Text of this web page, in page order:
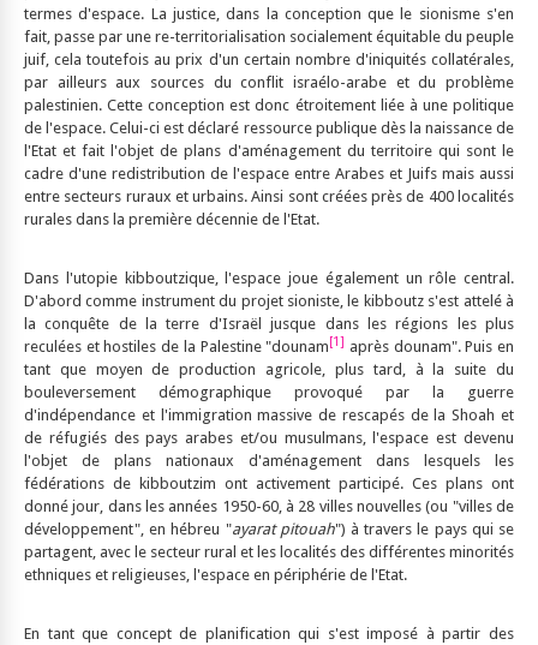
termes d'espace. La justice, dans la conception que le sionisme s'en
fait, passe par une re-territorialisation socialement équitable du peuple
juif, cela toutefois au prix d'un certain nombre d'iniquités collatérales,
par ailleurs aux sources du conflit israélo-arabe et du problème
palestinien. Cette conception est donc étroitement liée à une politique
de l'espace. Celui-ci est déclaré ressource publique dès la naissance de
l'Etat et fait l'objet de plans d'aménagement du territoire qui sont le
cadre d'une redistribution de l'espace entre Arabes et Juifs mais aussi
entre secteurs ruraux et urbains. Ainsi sont créées près de 400 localités
rurales dans la première décennie de l'Etat.
Dans l'utopie kibboutzique, l'espace joue également un rôle central.
D'abord comme instrument du projet sioniste, le kibboutz s'est attelé à
la conquête de la terre d'Israël jusque dans les régions les plus
reculées et hostiles de la Palestine "dounam[1] après dounam". Puis en
tant que moyen de production agricole, plus tard, à la suite du
bouleversement démographique provoqué par la guerre
d'indépendance et l'immigration massive de rescapés de la Shoah et
de réfugiés des pays arabes et/ou musulmans, l'espace est devenu
l'objet de plans nationaux d'aménagement dans lesquels les
fédérations de kibboutzim ont activement participé. Ces plans ont
donné jour, dans les années 1950-60, à 28 villes nouvelles (ou "villes de
développement", en hébreu "ayarat pitouah") à travers le pays qui se
partagent, avec le secteur rural et les localités des différentes minorités
ethniques et religieuses, l'espace en périphérie de l'Etat.
En tant que concept de planification qui s'est imposé à partir des